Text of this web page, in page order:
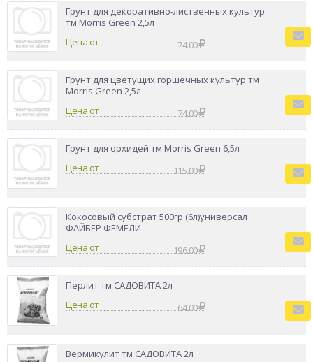
Грунт для декоративно-лиственных культур
тм Мorris Green 2,5л
Цена от
74.00
Грунт для цветущих горшечных культур тм
Мorris Green 2,5л
Цена от
74.00
Грунт для орхидей тм Мorris Green 6,5л
Цена от
115.00
Кокосовый субстрат 500гр (6л)универсал
ФАЙБЕР ФЕМЕЛИ
Цена от
196.00
Перлит тм САДОВИТА 2л
Цена от
64.00
Вермикулит тм САДОВИТА 2л